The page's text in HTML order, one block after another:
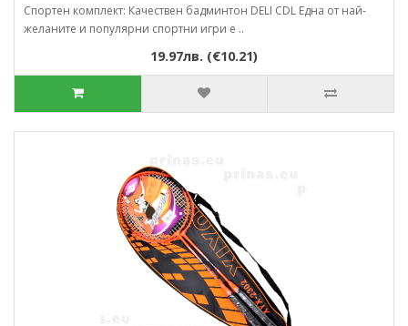
Спортен комплект: Качествен бадминтон DELI CDL Една от най-
желаните и популярни спортни игри е ..
19.97лв. (€10.21)